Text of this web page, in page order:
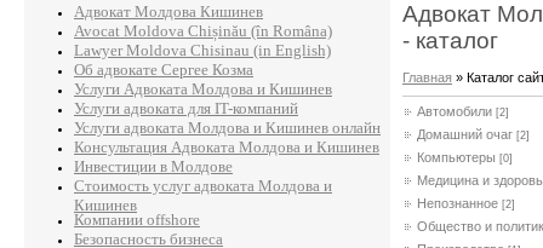
Адвокат Молдова Кишинев
Avocat Moldova Chișinău (în Româna)
Lawyer Moldova Chisinau (in English)
Об адвокате Сергее Козма
Услуги Адвоката Молдова и Кишинев
Услуги адвоката для IT-компаний
Услуги адвоката Молдова и Кишинев онлайн
Консультация Адвоката Молдова и Кишинев
Инвестиции в Молдове
Стоимость услуг адвоката Молдова и
Кишинев
Компании offshore
Безопасность бизнеса
Адвокат
- каталог
Главная » Каталог
Автомобили [2]
Домашний очаг [2]
Компьютеры [0]
Медицина и
Непознанное [2]
Общество и